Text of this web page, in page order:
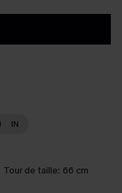
IN
Tour de taille: 66 cm